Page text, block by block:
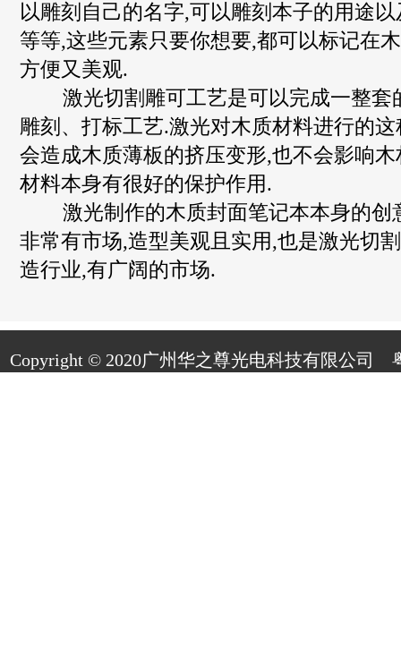
以雕刻自己的名字,可以雕刻本子的用途
等等,这些元素只要你想要,都可以标记在
方便又美观.
激光切割雕可工艺是可以完成一整套
雕刻、打标工艺.激光对木质材料进行的
会造成木质薄板的挤压变形,也不会影响
材料本身有很好的保护作用.
激光制作的木质封面笔记本本身的创
非常有市场,造型美观且实用,也是激光切
造行业,有广阔的市场.
Copyright © 2020广州华之尊光电科技有限公司